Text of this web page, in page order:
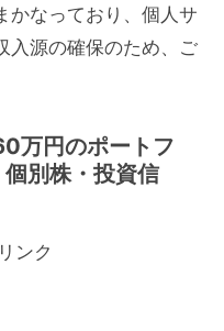
かなっており、個人サ
入源の確保のため、ご
万円のポートフ
別株・投資信
ンク